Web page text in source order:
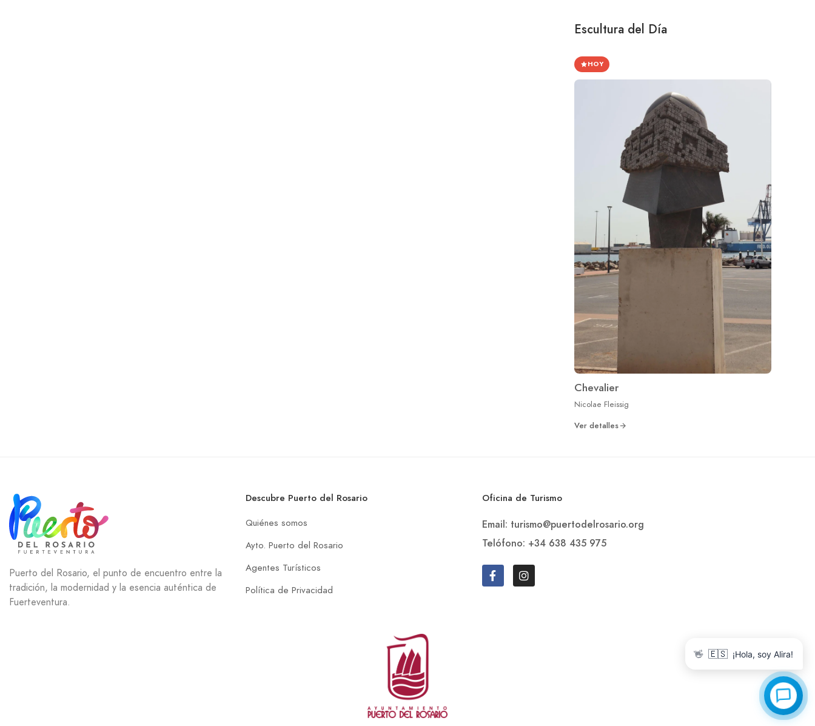
Escultura del Día
HOY
Chevalier
Nicolae Fleissig
Ver detalles
Puerto del Rosario, el punto de encuentro entre la
tradición, la modernidad y la esencia auténtica de
Fuerteventura.
Descubre Puerto del Rosario
Quiénes somos
Ayto. Puerto del Rosario
Agentes Turísticos
Política de Privacidad
Oficina de Turismo
Email: turismo@puertodelrosario.org
Telófono: +34 638 435 975
👋 🇪🇸 ¡Hola, soy Alira!